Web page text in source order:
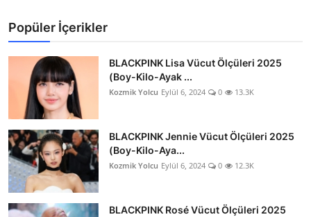
Popüler İçerikler
BLACKPINK Lisa Vücut Ölçüleri 2025
(Boy-Kilo-Ayak ...
Kozmik Yolcu Eylül 6, 2024 0 13.3K
BLACKPINK Jennie Vücut Ölçüleri 2025
(Boy-Kilo-Aya...
Kozmik Yolcu Eylül 6, 2024 0 12.3K
BLACKPINK Rosé Vücut Ölçüleri 2025